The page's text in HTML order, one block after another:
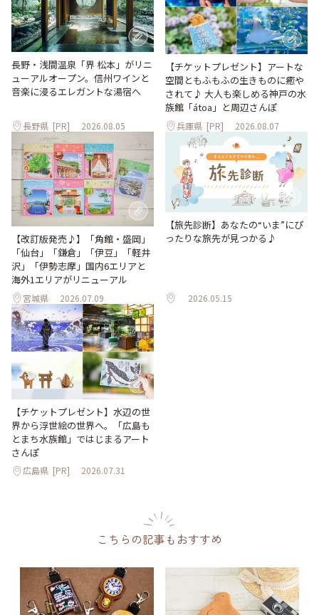
長野・浅間温泉「界 松本」がリニ
ューアルオープン。信州ワインと
音楽に浸るエレガントな湯宿へ
長野県 [PR] 2026.08.05
【チケットプレゼント】アートな
空間ともふもふの生きものに癒や
されて♪ 大人も楽しめる神戸の水
族館「átoa」と周辺さんぽ
兵庫県 [PR] 2026.08.07
【改訂版発売♪】「角館・盛岡」
「仙台」「鎌倉」「伊豆」「軽井
沢」「伊勢志摩」国内6エリアと
海外1エリアがリニューアル
宮城県 2026.07.09
【旅先診断】あなたの“いま”にぴ
ったりな旅先が見つかる♪
2026.05.15
【チケットプレゼント】水辺の世
界から浮世絵の世界へ。「広島も
とまち水族館」ではじまるアート
さんぽ
広島県 [PR] 2026.07.31
こちらの記事もおすすめ